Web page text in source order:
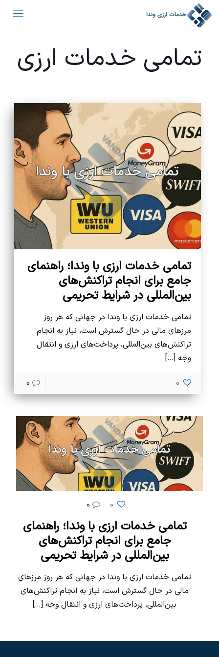
تمامی خدمات ارزی
تمامی خدمات ارزی با وندا؛ راهنمای
جامع برای انجام تراکنش‌های
بین‌المللی در شرایط تحریمی
تمامی خدمات ارزی با وندا در جهانی که هر روز
مرزهای مالی در حال گسترش است، نیاز به انجام
تراکنش‌های بین‌المللی، پرداخت‌های ارزی و انتقال
وجه […]
0
0
0
0
تمامی خدمات ارزی با وندا؛ راهنمای
جامع برای انجام تراکنش‌های
بین‌المللی در شرایط تحریمی
تمامی خدمات ارزی با وندا در جهانی که هر روز مرزهای
مالی در حال گسترش است، نیاز به انجام تراکنش‌های
بین‌المللی، پرداخت‌های ارزی و انتقال وجه […]